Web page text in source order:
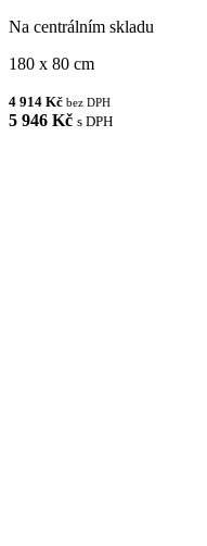
Na centrálním skladu
180 x 80 cm
4 914 Kč bez DPH
5 946 Kč s DPH